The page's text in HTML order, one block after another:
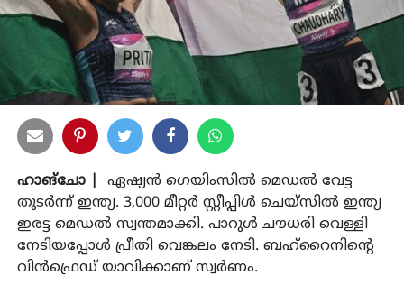
ഹാങ്‌ചോ |
ഏഷ്യന്‍ ഗെയിംസില്‍ മെഡല്‍ വേട്ട
തുടര്‍ന്ന് ഇന്ത്യ. 3,000 മീറ്റര്‍ സ്റ്റീപ്പിള്‍ ചെയ്സില്‍ ഇന്ത്യ
ഇരട്ട മെഡല്‍ സ്വന്തമാക്കി. പാറുള്‍ ചൗധരി വെള്ളി
നേടിയപ്പോള്‍ പ്രീതി വെങ്കലം നേടി. ബഹ്‌റൈനിന്റെ
വിന്‍ഫ്രെഡ് യാവിക്കാണ് സ്വര്‍ണം.